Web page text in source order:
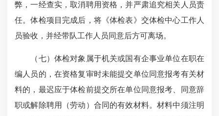
弊，一经查实，取消聘用资格，并严肃追究相关人员责
任。体检项目完成后，将《体检表》交体检中心工作人
员验收，并经带队工作人员同意后方可离场。
（七）体检对象属于机关或国有企事业单位在职在
编人员的，在资格复审时未能提交单位同意报考有关材
料的，最迟应于体检前提交所在单位同意报考、同意辞
职或解除聘用（劳动）合同的有效材料。材料中须注明